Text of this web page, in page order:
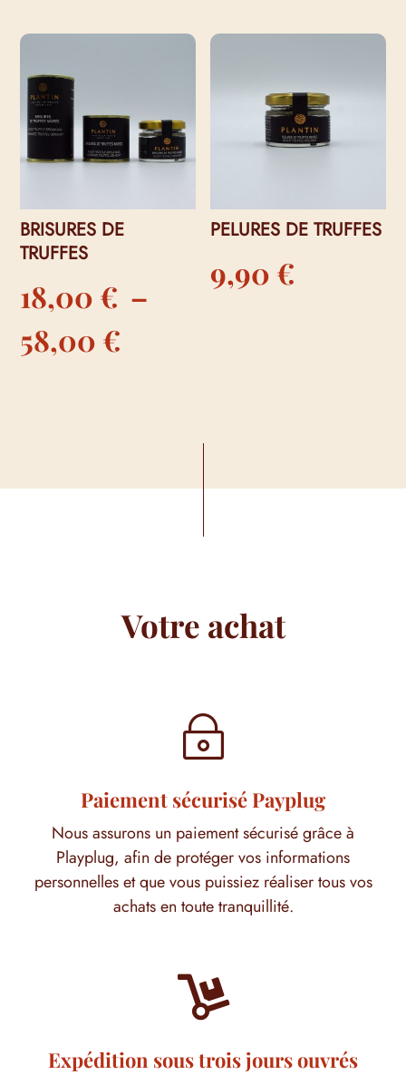
BRISURES DE
TRUFFES
18,00 € –
58,00 €
PELURES DE TRUFFES
9,90 €
Votre achat
~
Paiement sécurisé Payplug
Nous assurons un paiement sécurisé grâce à
Playplug, afin de protéger vos informations
personnelles et que vous puissiez réaliser tous vos
achats en toute tranquillité.

Expédition sous trois jours ouvrés